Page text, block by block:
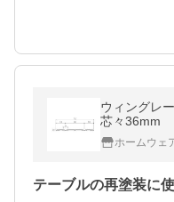
ウィング
芯々36mm
ール、敷居
ホームウェ